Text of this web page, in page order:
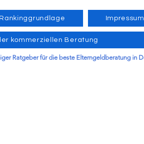
Rankinggrundlage Impressum
kommerziellen Beratung
Ratgeber für die beste Elterngeldberatung in